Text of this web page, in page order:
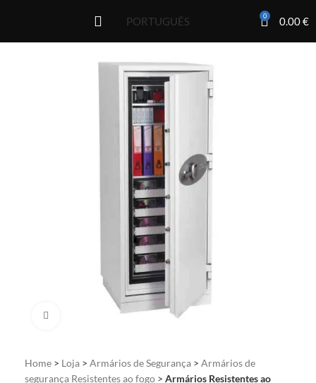
PORTUGUÊS 0 0.00€
Click to enlarge
Home > Loja > Armários de Segurança > Armários de
segurança Resistentes ao fogo > Armários Resistentes ao